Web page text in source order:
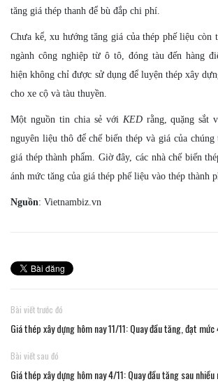
tăng giá thép thanh để bù đắp chi phí.
Chưa kể, xu hướng tăng giá của thép phế liệu còn
ngành công nghiệp từ ô tô, đóng tàu đến hàng
hiện không chỉ được sử dụng để luyện thép xây
cho xe cộ và tàu thuyền.
Một nguồn tin chia sẻ với KEDrằng, quặng sắt
nguyên liệu thô để chế biến thép và giá của chúng
giá thép thành phẩm. Giờ đây, các nhà chế biến
ánh mức tăng của giá thép phế liệu vào thép thành
Nguồn: Vietnambiz.vn
Bài viết trước đó
Giá thép xây dựng hôm nay 11/11: Quay đầu tăng, đạt
Bài viết sau đó
Giá thép xây dựng hôm nay 4/11: Quay đầu tăng sau